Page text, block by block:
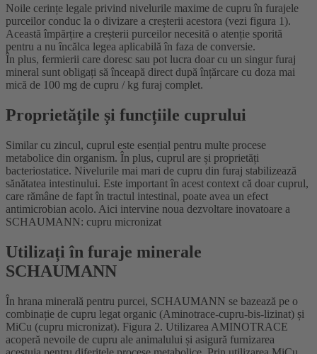
Noile cerințe legale privind nivelurile maxime de cupru în furajele
purceilor conduc la o divizare a creșterii acestora (vezi figura 1).
Această împărțire a creșterii purceilor necesită o atenție sporită
pentru a nu încălca legea aplicabilă în faza de conversie.
În plus, fermierii care doresc sau pot lucra doar cu un singur furaj
mineral sunt obligați să înceapă direct după înțărcare cu doza mai
mică de 100 mg de cupru / kg furaj complet.
Proprietățile și funcțiile cuprului
Similar cu zincul, cuprul este esențial pentru multe procese
metabolice din organism. În plus, cuprul are și proprietăți
bacteriostatice. Nivelurile mai mari de cupru din furaj stabilizează
sănătatea intestinului. Este important în acest context că doar cuprul,
care rămâne de fapt în tractul intestinal, poate avea un efect
antimicrobian acolo. Aici intervine noua dezvoltare inovatoare a
SCHAUMANN: cupru micronizat
Utilizați în furaje minerale
SCHAUMANN
În hrana minerală pentru purcei, SCHAUMANN se bazează pe o
combinație de cupru legat organic (Aminotrace-cupru-bis-lizinat) și
MiCu (cupru micronizat). Figura 2. Utilizarea AMINOTRACE
acoperă nevoile de cupru ale animalului și asigură furnizarea